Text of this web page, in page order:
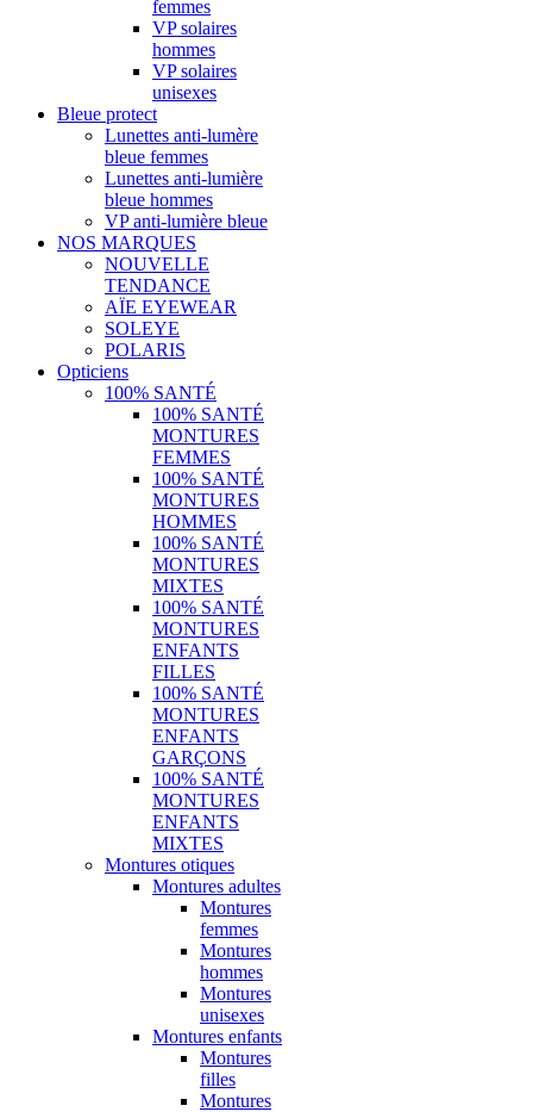
femmes
VP solaires
hommes
VP solaires
unisexes
Bleue protect
Lunettes anti-lumère
bleue femmes
Lunettes anti-lumière
bleue hommes
VP anti-lumière bleue
NOS MARQUES
NOUVELLE
TENDANCE
AÏE EYEWEAR
SOLEYE
POLARIS
Opticiens
100% SANTÉ
100% SANTÉ
MONTURES
FEMMES
100% SANTÉ
MONTURES
HOMMES
100% SANTÉ
MONTURES
MIXTES
100% SANTÉ
MONTURES
ENFANTS
FILLES
100% SANTÉ
MONTURES
ENFANTS
GARÇONS
100% SANTÉ
MONTURES
ENFANTS
MIXTES
Montures otiques
Montures adultes
Montures
femmes
Montures
hommes
Montures
unisexes
Montures enfants
Montures
filles
Montures